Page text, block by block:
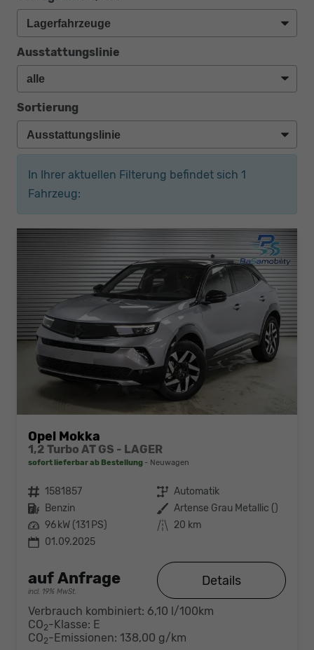
Ausstattungslinie
Sortierung
In Ihrer aktuellen Filterung befindet sich 1
Fahrzeug:
Opel Mokka
1,2 Turbo AT GS - LAGER
sofort lieferbar ab Bestellung Neuwagen
Fahrzeugnr. 1581857 Getriebe Automatik
Kraftstoff Benzin Außenfarbe Artense Grau Metallic ()
Leistung 96 kW (131 PS) Kilometerstand 20 km
01.09.2025
auf Anfrage
incl. 19% MwSt.
Details
Verbrauch kombiniert: 6,10 l/100km
CO2-Klasse: E
CO2-Emissionen: 138,00 g/km